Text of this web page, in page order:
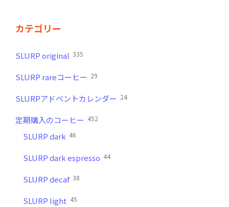
カテゴリー
SLURP original 335
SLURP rareコーヒー 29
SLURPアドベントカレンダー 24
定期購入のコーヒー 452
SLURP dark 46
SLURP dark espresso 44
SLURP decaf 38
SLURP light 45